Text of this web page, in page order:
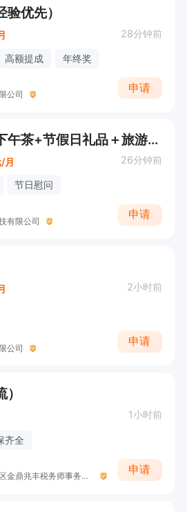
优先）
28分钟前
高额提成 年终奖
公司
申请
业务员（不定时下午茶+节假日礼品＋旅游团建+生日会）
月 26分钟前
节日慰问
有限公司
申请
2小时前
公司
申请
1小时前
齐全
广东省佛山市顺德区金鼎兆丰税务师事务所有限公司
申请